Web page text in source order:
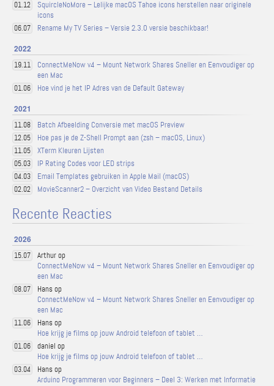
01.12
SquircleNoMore – Lelijke macOS Tahoe icons herstellen naar originele
icons
06.07 Rename My TV Series – Versie 2.3.0 versie beschikbaar!
2022
19.11
ConnectMeNow v4 – Mount Network Shares Sneller en Eenvoudiger op
een Mac
01.06 Hoe vind je het IP Adres van de Default Gateway
2021
11.08 Batch Afbeelding Conversie met macOS Preview
12.05 Hoe pas je de Z-Shell Prompt aan (zsh – macOS, Linux)
11.05 XTerm Kleuren Lijsten
05.03 IP Rating Codes voor LED strips
04.03 Email Templates gebruiken in Apple Mail (macOS)
02.02 MovieScanner2 – Overzicht van Video Bestand Details
Recente Reacties
2026
15.07
Arthur op
ConnectMeNow v4 – Mount Network Shares Sneller en Eenvoudiger op
een Mac
08.07
Hans op
ConnectMeNow v4 – Mount Network Shares Sneller en Eenvoudiger op
een Mac
11.06
Hans op
Hoe krijg je films op jouw Android telefoon of tablet …
01.06
daniel op
Hoe krijg je films op jouw Android telefoon of tablet …
03.04
Hans op
Arduino Programmeren voor Beginners – Deel 3: Werken met Informatie